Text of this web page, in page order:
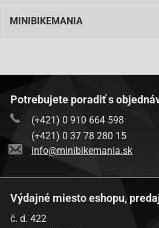
MINIBIKEMANIA
Potrebujete poradiť s
(+421) 0 910 664 598
(+421) 0 37 78 280 15
info@minibikemania.sk
Výdajné miesto eshopu,
č. d. 422